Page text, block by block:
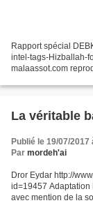
Rapport spécial
intel-tags-Hizballah-
malaassot.com
La véritable
Publié le 19/07/2017
Par mordeh'ai
Dror Eydar http://
id=19457 Adaptation
avec mention de la